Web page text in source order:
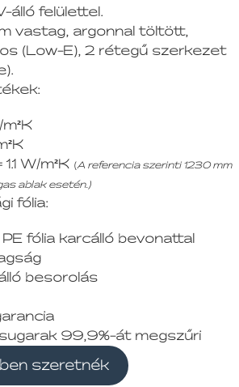
álló felülettel.
vastag, argonnal töltött,
(Low-E), 2 rétegű szerkezet
W/m²K (A referencia szerinti 1230 mm
ablak esetén.)
fólia:
fólia karcálló bevonattal
besorolás
99,9%-át megszűri
szeretnék